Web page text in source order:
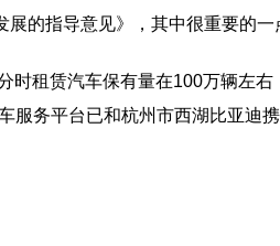
展的指导意见》，其中很重要
时租赁汽车保有量在100万辆左
服务平台已和杭州市西湖比亚迪